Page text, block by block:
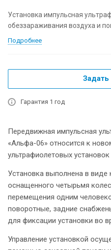
Установка импульсная
обеззараживания воздуха и
Подробнее
Задать
Гарантия 1 год
Передвижная импульсная
«Альфа-06» относится к
ультрафиолетовых
Установка выполнена в виде
оснащенного четырьмя
перемещения одним
поворотные, задние
для фиксации установки во
Управление установкой